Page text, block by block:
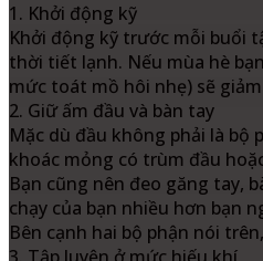
1. Khởi động kỹ
Khởi động kỹ trước mỗi buổi
thời tiết lạnh. Nếu mùa hè
mức toát mồ hôi nhẹ) sẽ
2. Giữ ấm đầu và bàn tay
Mặc dù đầu không phải là
khoác mỏng có trùm đầu
Bạn cũng nên đeo găng tay,
chạy của bạn nhiều hơn bạn
Bên cạnh hai bộ phận nói